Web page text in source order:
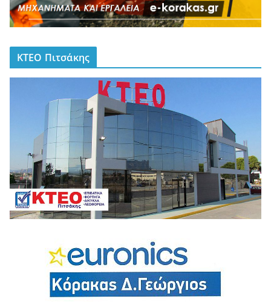
ΚΤΕΟ Πιτσάκης